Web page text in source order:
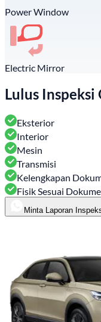
Power Window
Electric Mirror
Lulus
Eksterior
Interior
Mesin
Transmisi
Kelengkapan
Fisik Sesuai
Minta Laporan